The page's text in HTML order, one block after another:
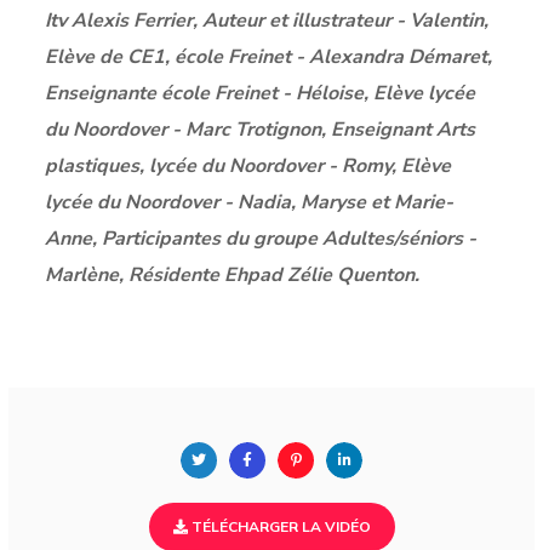
Itv Alexis Ferrier, Auteur et illustrateur - Valentin,
Elève de CE1, école Freinet - Alexandra Démaret,
Enseignante école Freinet - Héloise, Elève lycée
du Noordover - Marc Trotignon, Enseignant Arts
plastiques, lycée du Noordover - Romy, Elève
lycée du Noordover - Nadia, Maryse et Marie-
Anne, Participantes du groupe Adultes/séniors -
Marlène, Résidente Ehpad Zélie Quenton.
TÉLÉCHARGER LA VIDÉO